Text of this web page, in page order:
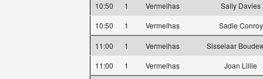
10:50
1 Vermelhas
Sally Davies
10:50
1 Vermelhas Sadie Conroy
11:00 1 Vermelhas
Sisselaar
11:00
1 Vermelhas Joan Lillie